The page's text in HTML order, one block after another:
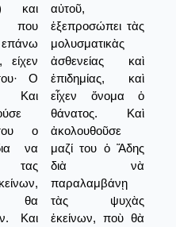
και
που
είχεν
Ο
Και
ο
να
τας
θα
Και
αὐτοῦ,
ἐξεπροσώπει τὰς
μολυσματικὰς
ἀσθενείας καὶ
ἐπιδημίας, καὶ
εἶχεν ὄνομα ὁ
θάνατος. Καὶ
ἀκολουθοῦσε
μαζί του ὁ Ἅδης
διὰ νὰ
παραλαμβάνῃ
τὰς ψυχὰς
ἐκείνων, ποὺ θὰ